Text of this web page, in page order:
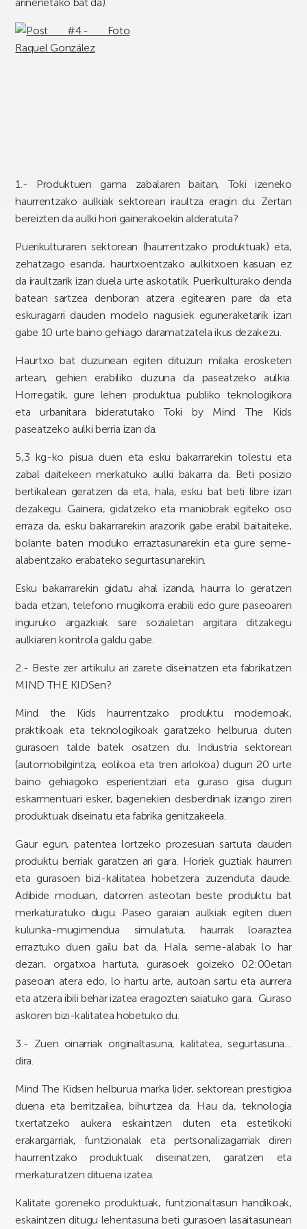
arinenetako bat da).
1.- Produktuen gama zabalaren baitan, Toki izeneko
haurrentzako aulkiak sektorean iraultza eragin du. Zertan
bereizten da aulki hori gainerakoekin alderatuta?
Puerikulturaren sektorean (haurrentzako produktuak) eta,
zehatzago esanda, haurtxoentzako aulkitxoen kasuan ez
da iraultzarik izan duela urte askotatik. Puerikulturako denda
batean sartzea denboran atzera egitearen pare da eta
eskuragarri dauden modelo nagusiek eguneraketarik izan
gabe 10 urte baino gehiago daramatzatela ikus dezakezu.
Haurtxo bat duzunean egiten dituzun milaka erosketen
artean, gehien erabiliko duzuna da paseatzeko aulkia.
Horregatik, gure lehen produktua publiko teknologikora
eta urbanitara bideratutako Toki by Mind The Kids
paseatzeko aulki berria izan da.
5,3 kg-ko pisua duen eta esku bakarrarekin tolestu eta
zabal daitekeen merkatuko aulki bakarra da. Beti posizio
bertikalean geratzen da eta, hala, esku bat beti libre izan
dezakegu. Gainera, gidatzeko eta maniobrak egiteko oso
erraza da, esku bakarrarekin arazorik gabe erabil baitaiteke,
bolante baten moduko erraztasunarekin eta gure seme-
alabentzako erabateko segurtasunarekin.
Esku bakarrarekin gidatu ahal izanda, haurra lo geratzen
bada etzan, telefono mugikorra erabili edo gure paseoaren
inguruko argazkiak sare sozialetan argitara ditzakegu
aulkiaren kontrola galdu gabe.
2.- Beste zer artikulu ari zarete diseinatzen eta fabrikatzen
MIND THE KIDSen?
Mind the Kids haurrentzako produktu modernoak,
praktikoak eta teknologikoak garatzeko helburua duten
gurasoen talde batek osatzen du. Industria sektorean
(automobilgintza, eolikoa eta tren arlokoa) dugun 20 urte
baino gehiagoko esperientziari eta guraso gisa dugun
eskarmentuari esker, bagenekien desberdinak izango ziren
produktuak diseinatu eta fabrika genitzakeela.
Gaur egun, patentea lortzeko prozesuan sartuta dauden
produktu berriak garatzen ari gara. Horiek guztiak haurren
eta gurasoen bizi-kalitatea hobetzera zuzenduta daude.
Adibide moduan, datorren asteotan beste produktu bat
merkaturatuko dugu. Paseo garaian aulkiak egiten duen
kulunka-mugimendua simulatuta, haurrak loaraztea
erraztuko duen gailu bat da. Hala, seme-alabak lo har
dezan, orgatxoa hartuta, gurasoek goizeko 02:00etan
paseoan atera edo, lo hartu arte, autoan sartu eta aurrera
eta atzera ibili behar izatea eragozten saiatuko gara. Guraso
askoren bizi-kalitatea hobetuko du.
3.- Zuen oinarriak originaltasuna, kalitatea, segurtasuna…
dira.
Mind The Kidsen helburua marka lider, sektorean prestigioa
duena eta berritzailea, bihurtzea da. Hau da, teknologia
txertatzeko aukera eskaintzen duten eta estetikoki
erakargarriak, funtzionalak eta pertsonalizagarriak diren
haurrentzako produktuak diseinatzen, garatzen eta
merkaturatzen dituena izatea.
Kalitate goreneko produktuak, funtzionaltasun handikoak,
eskaintzen ditugu lehentasuna beti gurasoen lasaitasunean